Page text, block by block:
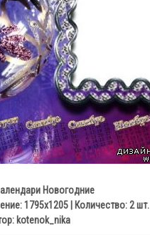
Новогодние
1795x1205 | Количество: 2 шт.
kotenok_nika